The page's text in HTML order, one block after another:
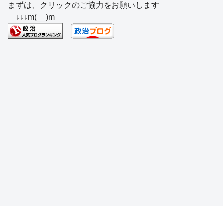
c
e
b
e
a
d
e
e
sk
y
ss
まずは、クリックのご協力をお願いします
↓↓↓m(__)m